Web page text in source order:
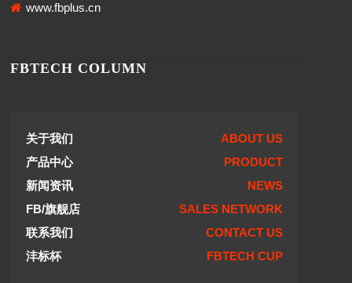
www.fbplus.cn
FBTECH COLUMN
关于我们
ABOUT US
产品中心
PRODUCT
新闻资讯
NEWS
FB/旗舰店
SALES NETWORK
联系我们
CONTACT US
沣标杯
FBTECH CUP